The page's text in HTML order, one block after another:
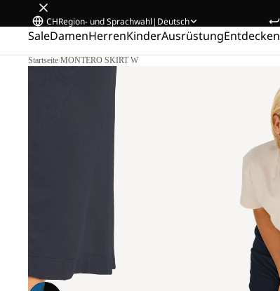
CHRegion- und Sprachwahl| Deutsch
SaleDamenHerrenKinderAusrüstungEntdecken
Startseite/MONTERO SKIRT W